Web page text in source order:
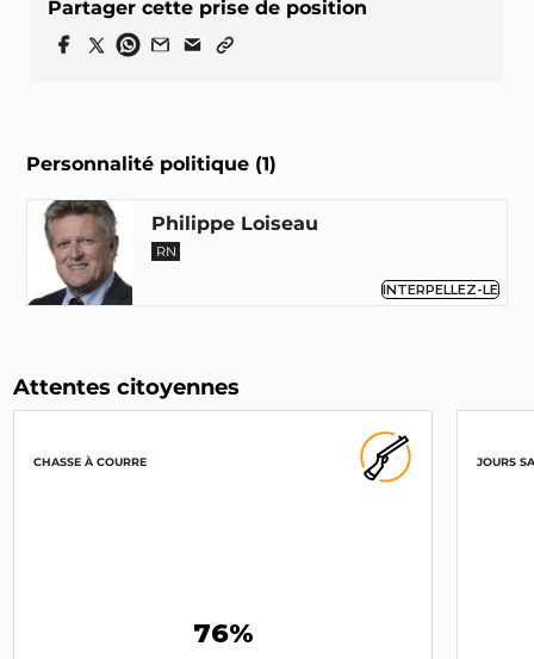
Personnalité politique (1)
Philippe Loiseau
RN
INTERPELLEZ-LE
Partager cette prise de position
Attentes citoyennes
CHASSE À COURRE
76%
JOURS